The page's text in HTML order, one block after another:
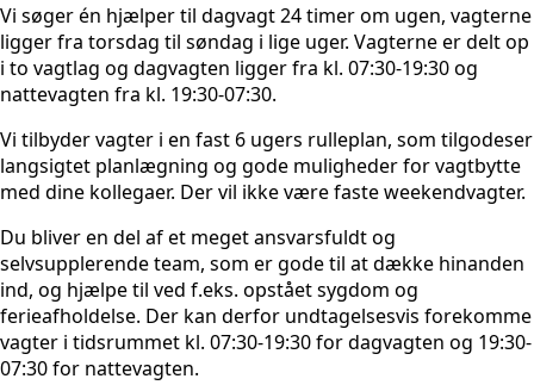
Vi søger én hjælper til dagvagt 24 timer om ugen, vagterne
ligger fra torsdag til søndag i lige uger. Vagterne er delt op
i to vagtlag og dagvagten ligger fra kl. 07:30-19:30 og
nattevagten fra kl. 19:30-07:30.
Vi tilbyder vagter i en fast 6 ugers rulleplan, som tilgodeser
langsigtet planlægning og gode muligheder for vagtbytte
med dine kollegaer. Der vil ikke være faste weekendvagter.
Du bliver en del af et meget ansvarsfuldt og
selvsupplerende team, som er gode til at dække hinanden
ind, og hjælpe til ved f.eks. opstået sygdom og
ferieafholdelse. Der kan derfor undtagelsesvis forekomme
vagter i tidsrummet kl. 07:30-19:30 for dagvagten og 19:30-
07:30 for nattevagten.